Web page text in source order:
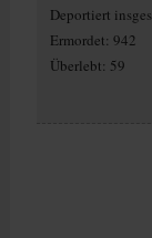
Deportiert
Ermordet: 942
Überlebt: 59